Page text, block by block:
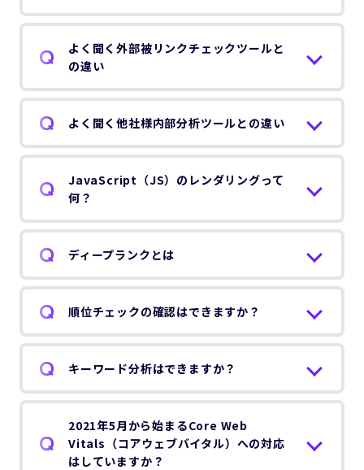
よく聞く外部被リンクチェックツールと
の違い
よく聞く他社様内部分析ツールとの違い
JavaScript（JS）のレンダリングって
何？
ディープランクとは
順位チェックの確認はできますか？
キーワード分析はできますか？
2021年5月から始まるCore Web
Vitals（コアウェブバイタル）への対応
はしていますか？